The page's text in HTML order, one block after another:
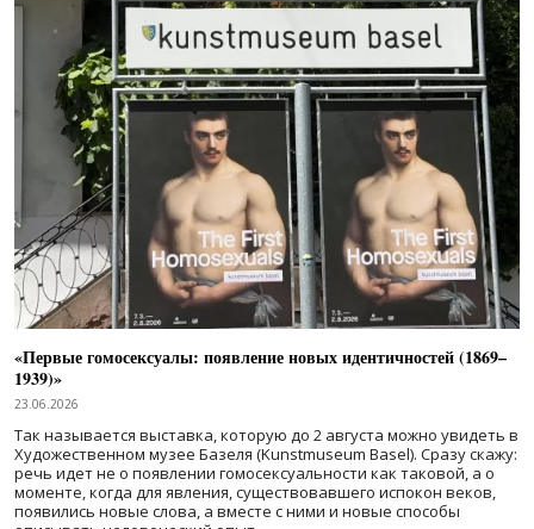
«Первые гомосексуалы: появление новых идентичностей (1869–
1939)»
23.06.2026
Так называется выставка, которую до 2 августа можно увидеть в
Художественном музее Базеля (Kunstmuseum Basel). Сразу скажу:
речь идет не о появлении гомосексуальности как таковой, а о
моменте, когда для явления, существовавшего испокон веков,
появились новые слова, а вместе с ними и новые способы